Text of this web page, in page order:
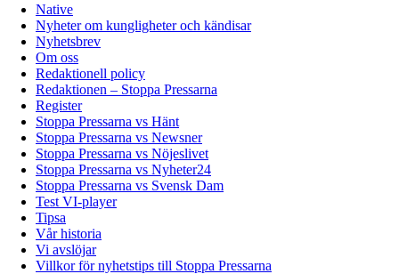
Native
Nyheter om kungligheter och kändisar
Nyhetsbrev
Om oss
Redaktionell policy
Redaktionen – Stoppa Pressarna
Register
Stoppa Pressarna vs Hänt
Stoppa Pressarna vs Newsner
Stoppa Pressarna vs Nöjeslivet
Stoppa Pressarna vs Nyheter24
Stoppa Pressarna vs Svensk Dam
Test VI-player
Tipsa
Vår historia
Vi avslöjar
Villkor för nyhetstips till Stoppa Pressarna